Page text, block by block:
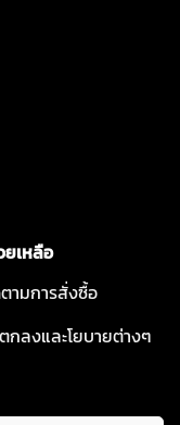
เหลือ
ามการสั่งซื้อ
กลงและโยบายต่างๆ